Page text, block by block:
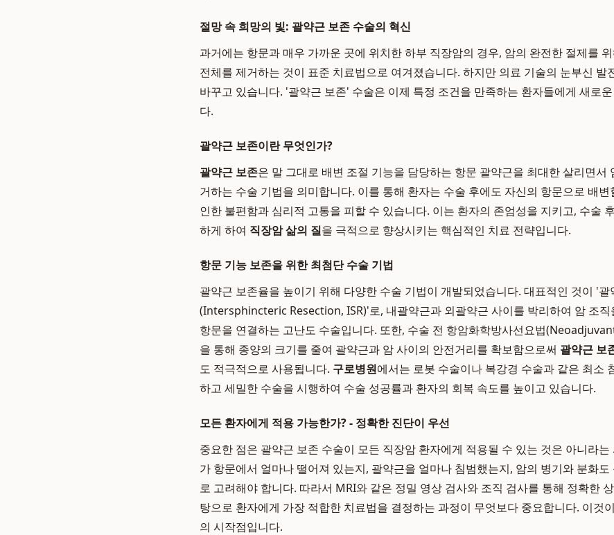
절망 속 희망의 빛: 괄약근 보존 수술의 혁신
과거에는 항문과 매우 가까운 곳에 위치한 하부 직장암의 경우, 암의 완전한 절제를
전체를 제거하는 것이 표준 치료법으로 여겨졌습니다. 하지만 의료 기술의 눈부신 발
바꾸고 있습니다. '괄약근 보존' 수술은 이제 특정 조건을 만족하는 환자들에게 새로
다.
괄약근 보존이란 무엇인가?
괄약근 보존은 말 그대로 배변 조절 기능을 담당하는 항문 괄약근을 최대한 살리면서
거하는 수술 기법을 의미합니다. 이를 통해 환자는 수술 후에도 자신의 항문으로 배
인한 불편함과 심리적 고통을 피할 수 있습니다. 이는 환자의 존엄성을 지키고, 수술
하게 하여 직장암 삶의 질을 극적으로 향상시키는 핵심적인 치료 전략입니다.
항문 기능 보존을 위한 최첨단 수술 기법
괄약근 보존율을 높이기 위해 다양한 수술 기법이 개발되었습니다. 대표적인 것이 '괄
(Intersphincteric Resection, ISR)'로, 내괄약근과 외괄약근 사이를 박리하여 암 조직
항문을 연결하는 고난도 수술입니다. 또한, 수술 전 항암화학방사선요법
을 통해 종양의 크기를 줄여 괄약근과 암 사이의 안전거리를 확보함으로써 괄약근 보
도 적극적으로 사용됩니다. 구로병원에서는 로봇 수술이나 복강경 수술과 같은 최소
하고 세밀한 수술을 시행하여 수술 성공률과 환자의 회복 속도를 높이고 있습니다.
모든 환자에게 적용 가능한가? - 정확한 진단이 우선
중요한 점은 괄약근 보존 수술이 모든 직장암 환자에게 적용될 수 있는 것은 아니라
가 항문에서 얼마나 떨어져 있는지, 괄약근을 얼마나 침범했는지, 암의 병기와 분화
로 고려해야 합니다. 따라서 MRI와 같은 정밀 영상 검사와 조직 검사를 통해 정확한
탕으로 환자에게 가장 적합한 치료법을 결정하는 과정이 무엇보다 중요합니다. 이것
의 시작점입니다.